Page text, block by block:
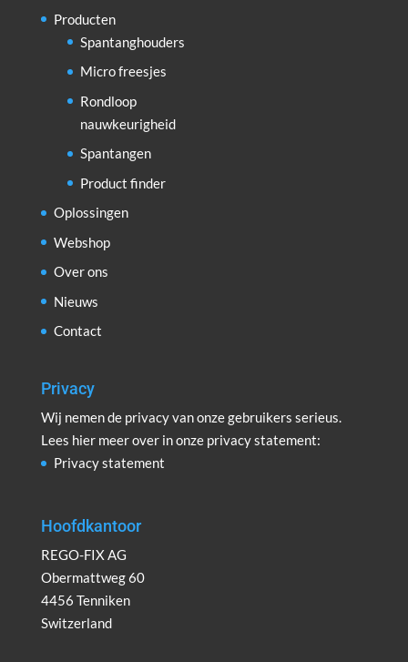
Producten
Spantanghouders
Micro freesjes
Rondloop
nauwkeurigheid
Spantangen
Product finder
Oplossingen
Webshop
Over ons
Nieuws
Contact
Privacy
Wij nemen de privacy van onze gebruikers serieus.
Lees hier meer over in onze privacy statement:
Privacy statement
Hoofdkantoor
REGO-FIX AG
Obermattweg 60
4456 Tenniken
Switzerland